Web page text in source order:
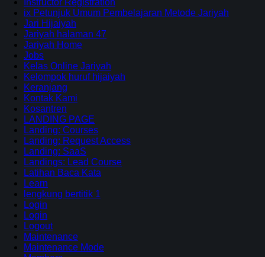
Instructor Registration
ix Petunjuk Umum Pembelajaran Metode Jariyah
Jari Hijaiyah
Jariyah halaman 47
Jariyah Home
Jobs
Kelas Online Jariyah
Kelompok huruf hijaiyah
Keranjang
Kontak Kami
Kosantren
LANDING PAGE
Landing: Courses
Landing: Request Access
Landing: SaaS
Landings: Lead Course
Latihan Baca Kata
Learn
lengkung bertitik 1
Login
Login
Logout
Maintenance
Maintenance Mode